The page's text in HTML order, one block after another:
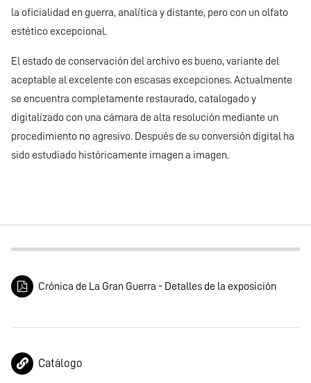
la oficialidad en guerra, analítica y distante, pero con un olfato
estético excepcional.
El estado de conservación del archivo es bueno, variante del
aceptable al excelente con escasas excepciones. Actualmente
se encuentra completamente restaurado, catalogado y
digitalizado con una cámara de alta resolución mediante un
procedimiento no agresivo. Después de su conversión digital ha
sido estudiado históricamente imagen a imagen.
Crónica de La Gran Guerra - Detalles de la exposición
Catálogo